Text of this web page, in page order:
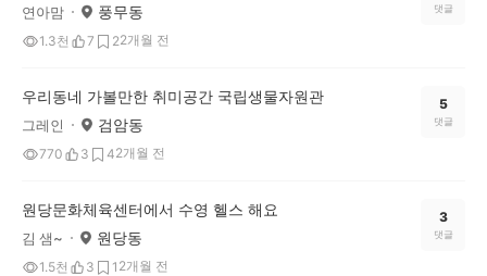
연아맘 풍무동
1.3천 7 22개월 전
댓글
우리동네 가볼만한 취미공간 국립생물자원관
그레인 검암동
770 3 42개월 전
5
댓글
원당문화체육센터에서 수영 헬스 해요
김 샘~ 원당동
1.5천 3 1 2개월 전
3
댓글